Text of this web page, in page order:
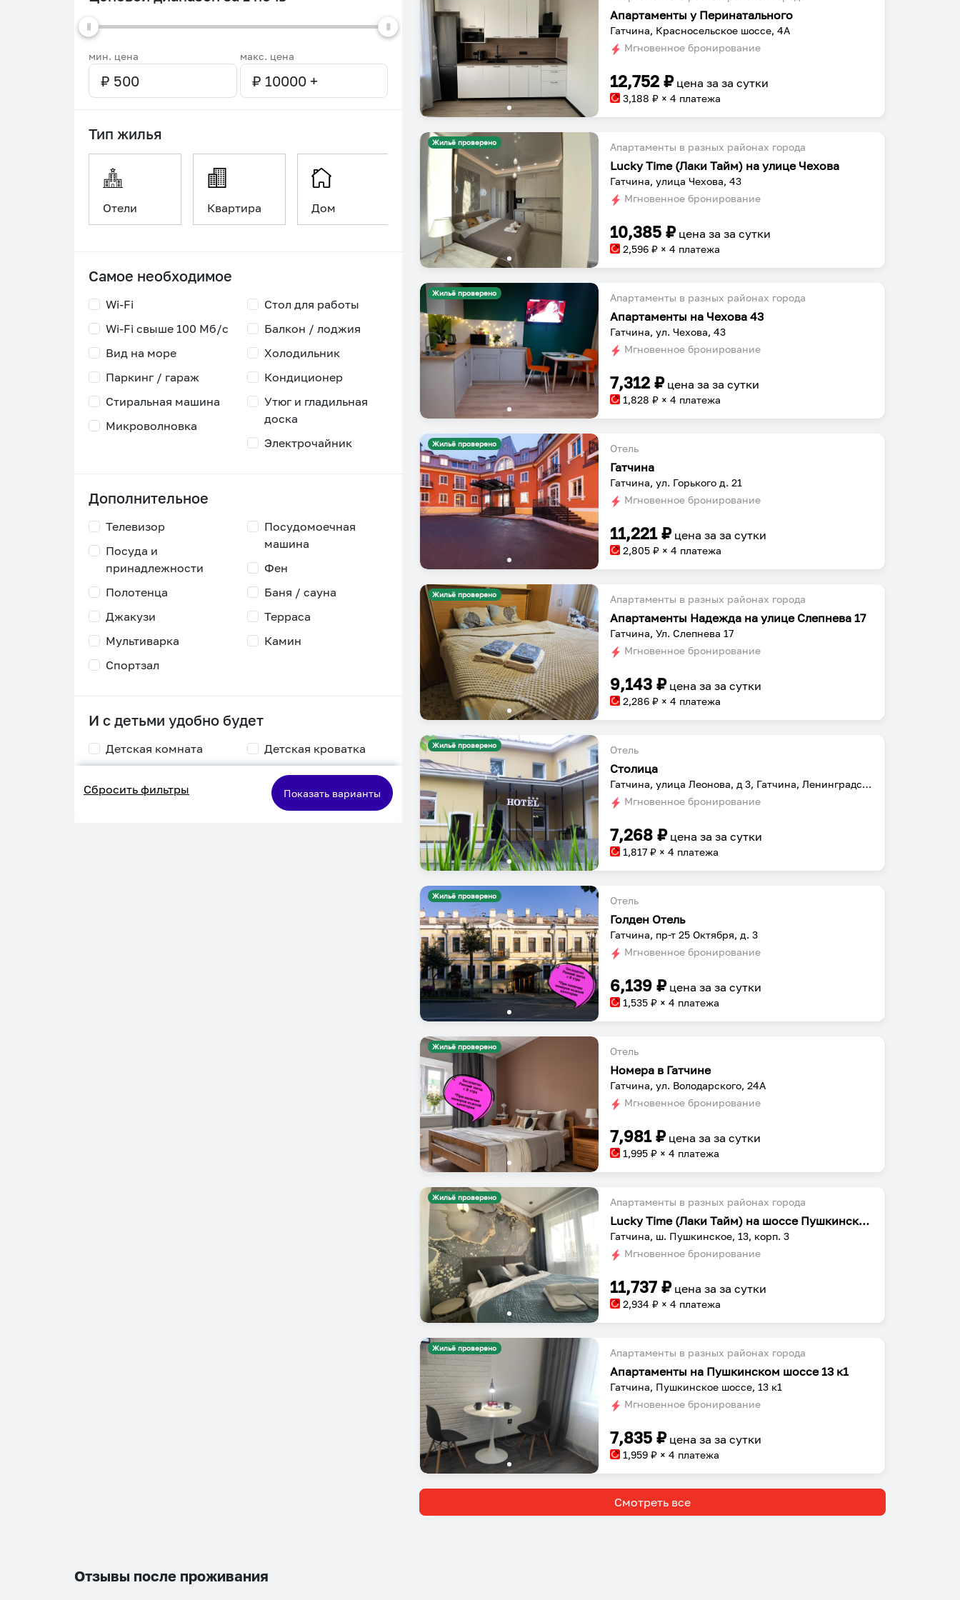
мин. цена макс. цена
Тип жилья
Отели Квартира Дом Уникальное
Самое необходимое
Wi-Fi
Wi-Fi свыше 100 Мб/с
Стол для работы
Балкон / лоджия
Вид на море
Паркинг / гараж
Холодильник
Кондиционер
Стиральная машина
Микроволновка
Утюг и гладильная
доска
Электрочайник
Дополнительное
Телевизор
Посуда и
принадлежности
Посудомоечная
машина
Фен
Полотенца
Джакузи
Баня / сауна
Терраса
Мультиварка
Спортзал
Камин
И с детьми удобно будет
Детская комната
кормления
Детская кроватка
Двухъярусная
кровать
Сбросить фильтры Показать варианты
Апартаменты у Перинатального
Гатчина, Красносельское шоссе, 4А
Мгновенное бронирование
12,752 ₽ цена заза сутки
3,188 ₽ × 4 платежа
Жильё проверено Апартаменты в разных районах города
Lucky Time (Лаки Тайм) на улице Чехова
Гатчина, улица Чехова, 43
Мгновенное бронирование
10,385 ₽ цена заза сутки
2,596 ₽ × 4 платежа
Жильё проверено Апартаменты в разных районах города
Апартаменты на Чехова 43
Гатчина, ул. Чехова, 43
Мгновенное бронирование
7,312 ₽ цена заза сутки
1,828 ₽ × 4 платежа
Жильё проверено Отель
Гатчина
Гатчина, ул. Горького д. 21
Мгновенное бронирование
11,221₽ цена заза сутки
2,805 ₽ × 4 платежа
Жильё проверено Апартаменты в разных районах города
Апартаменты Надежда на улице Слепнева 17
Гатчина, Ул. Слепнева 17
Мгновенное бронирование
9,143 ₽ цена заза сутки
2,286 ₽ × 4 платежа
Жильё проверено Отель
Столица
Гатчина, улица Леонова, д 3, Гатчина, Ленинградская область, Россия
Мгновенное бронирование
7,268 ₽ цена заза сутки
1,817 ₽ × 4 платежа
Жильё проверено Отель
Голден Отель
Гатчина, пр-т 25 Октября, д. 3
Мгновенное бронирование
6,139 ₽ цена заза сутки
1,535 ₽ × 4 платежа
Жильё проверено Отель
Номера в Гатчине
Гатчина, ул. Володарского, 24А
Мгновенное бронирование
7,981₽ цена заза сутки
1,995 ₽ × 4 платежа
Жильё проверено Апартаменты в разных районах города
Lucky Time (Лаки Тайм) на шоссе Пушкинское 13 корпус 3
Гатчина, ш. Пушкинское, 13, корп. 3
Мгновенное бронирование
11,737 ₽ цена заза сутки
2,934 ₽ × 4 платежа
Жильё проверено Апартаменты в разных районах города
Апартаменты на Пушкинском шоссе 13 к1
Гатчина, Пушкинское шоссе, 13 к1
Мгновенное бронирование
7,835 ₽ цена заза сутки
1,959 ₽ × 4 платежа
Смотреть все
Отзывы после проживания